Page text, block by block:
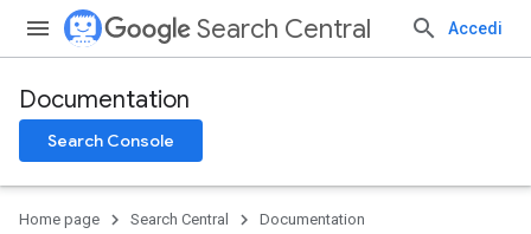
Search Central Accedi
Documentation
Search Console
Home page Search Central Documentation